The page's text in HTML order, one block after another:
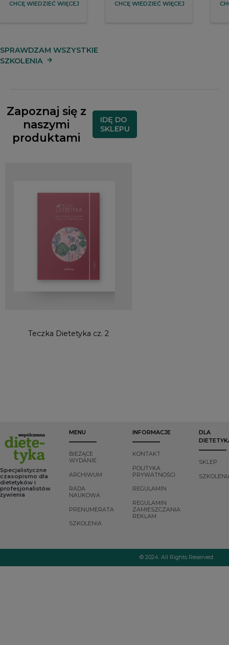
CHCĘ WIEDZIEĆ WIĘCEJ CHCĘ WIEDZIEĆ WIĘCEJ
SPRAWDZAM WSZYSTKIE
SZKOLENIA
Zapoznaj się z
naszymi
produktami
IDĘ DO
SKLEPU
Teczka Dietetyka cz. 2
Specjalistyczne
czasopismo dla
dietetyków i
profesjonalistów
żywienia
MENU
BIEŻĄCE
WYDANIE
ARCHIWUM
RADA
NAUKOWA
PRENUMERATA
SZKOLENIA
INFORMACJE
KONTAKT
POLITYKA
PRYWATNOŚCI
REGULAMIN
REGULAMIN
ZAMIESZCZANIA
REKLAM
DLA
SKLEP
© 2024. All Rights Reserved